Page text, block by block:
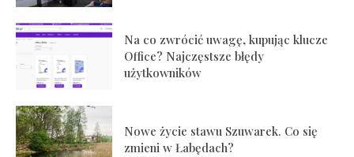
Na co zwrócić uwagę, kupując klucze
Office? Najczęstsze błędy
użytkowników
Nowe życie stawu Szuwarek. Co się
zmieni w Łabędach?